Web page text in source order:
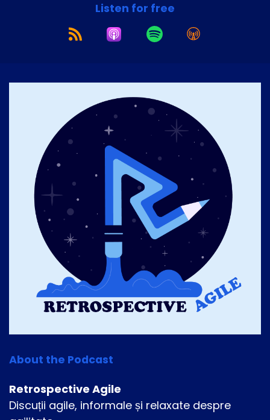
Listen for free
About the Podcast
Retrospective Agile
Discuții agile, informale și relaxate despre